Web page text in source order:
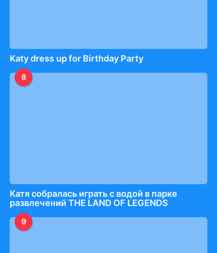
Katy dress up for Birthday Party
8
Катя собралась играть с водой в парке
развлечений THE LAND OF LEGENDS
9